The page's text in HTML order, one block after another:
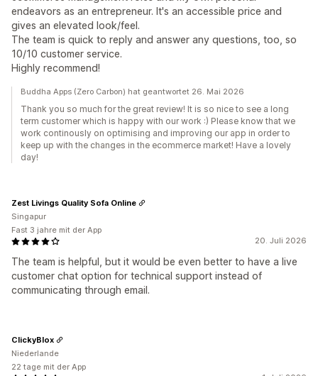
endeavors as an entrepreneur. It's an accessible price and
gives an elevated look/feel.
The team is quick to reply and answer any questions, too, so
10/10 customer service.
Highly recommend!
Buddha Apps (Zero Carbon) hat geantwortet 26. Mai 2026
Thank you so much for the great review! It is so nice to see a long
term customer which is happy with our work :) Please know that we
work continously on optimising and improving our app in order to
keep up with the changes in the ecommerce market! Have a lovely
day!
20. Juli 2026
The team is helpful, but it would be even better to have a live
customer chat option for technical support instead of
communicating through email.
Zest Livings Quality Sofa Online
Singapur
Fast 3 jahre mit der App
ClickyBlox
Niederlande
22 tage mit der App